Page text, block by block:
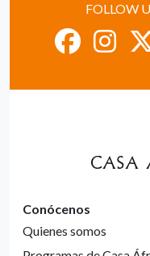
FOLLOW
Conócenos
Quienes somos